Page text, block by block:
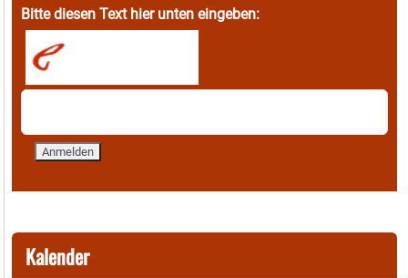
Bitte diesen Text hier unten eingeben:
Kalender